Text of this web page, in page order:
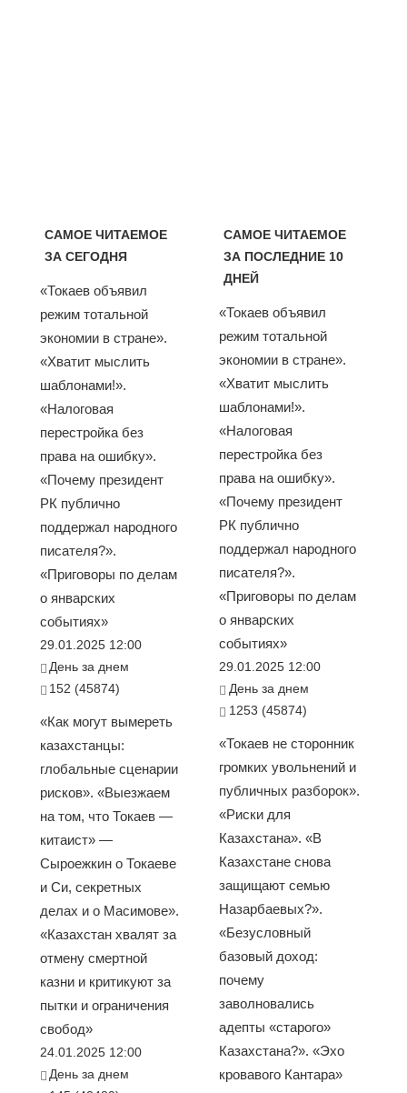
САМОЕ ЧИТАЕМОЕ
ЗА СЕГОДНЯ
«Токаев объявил
режим тотальной
экономии в стране».
«Хватит мыслить
шаблонами!».
«Налоговая
перестройка без
права на ошибку».
«Почему президент
РК публично
поддержал народного
писателя?».
«Приговоры по делам
о январских
событиях»
29.01.2025 12:00
День за днем
152 (45874)
«Как могут вымереть
казахстанцы:
глобальные сценарии
рисков». «Выезжаем
на том, что Токаев —
китаист» —
Сыроежкин о Токаеве
и Си, секретных
делах и о Масимове».
«Казахстан хвалят за
отмену смертной
казни и критикуют за
пытки и ограничения
свобод»
24.01.2025 12:00
День за днем
САМОЕ ЧИТАЕМОЕ
ЗА ПОСЛЕДНИЕ 10
ДНЕЙ
«Токаев объявил
режим тотальной
экономии в стране».
«Хватит мыслить
шаблонами!».
«Налоговая
перестройка без
права на ошибку».
«Почему президент
РК публично
поддержал народного
писателя?».
«Приговоры по делам
о январских
событиях»
29.01.2025 12:00
День за днем
1253 (45874)
«Токаев не сторонник
громких увольнений и
публичных разборок».
«Риски для
Казахстана». «В
Казахстане снова
защищают семью
Назарбаевых?».
«Безусловный
базовый доход:
почему
заволновались
адепты «старого»
Казахстана?». «Эхо
кровавого Кантара»